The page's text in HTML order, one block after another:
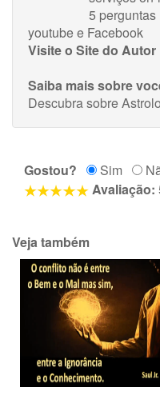
5
youtubee Facebook
Visite o Site do Autor
Saiba mais sobre
Descubra sobre
Gostou? Sim
Avaliação:
Veja também